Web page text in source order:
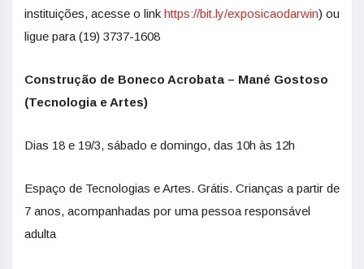
instituições, acesse o link https://bit.ly/exposicaodarwin) ou
ligue para (19) 3737-1608
Construção de Boneco Acrobata – Mané Gostoso
(Tecnologia e Artes)
Dias 18 e 19/3, sábado e domingo, das 10h às 12h
Espaço de Tecnologias e Artes. Grátis. Crianças a partir de
7 anos, acompanhadas por uma pessoa responsável
adulta